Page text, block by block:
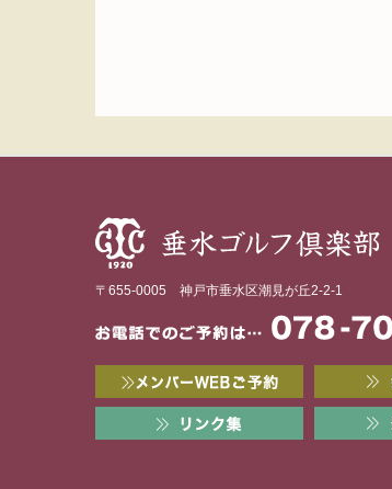
〒655-0005 神戸市垂水区潮見が丘2-2-1